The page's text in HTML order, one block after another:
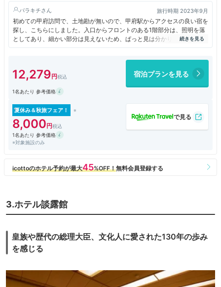
パラキチ 旅行時期 2023年9月
初めての甲府訪問で、土地勘が無いので、甲府駅からアクセスの良い宿を
探し、こちらにしました。入口からフロントのある1階部分は、照明を落
としてあり、細かい部分は見えないため、ぱっと見は分かりませんでした
が、エレベーターに乗って、かなり年季の入った建物だと気づきました。
から大勢の人が騒ぐ声が聞こえ、睡眠の邪魔でした。
12,279 宿泊プランを見る
1名あたり 参考価格
夏休み＆秋旅フェア！
8,000
1名あたり 参考価格
※対象施設のみ
3.ホテル談露館
皇族や歴代の総理大臣、文化人に愛された130年の歩み
を感じる